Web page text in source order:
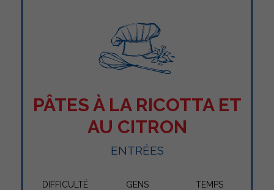
PÂTES À LA RICOTTA ET
AU CITRON
ENTRÉES
DIFFICULTÉ GENS TEMPS